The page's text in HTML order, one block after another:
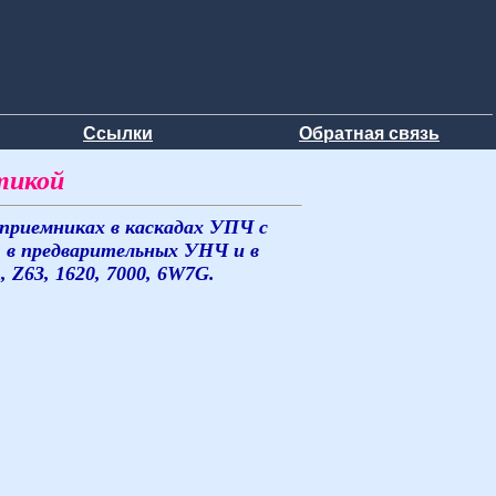
Ссылки Обратная связь
в каскадах УПЧ с
в предварительных УНЧ и в
1620, 7000, 6W7G.